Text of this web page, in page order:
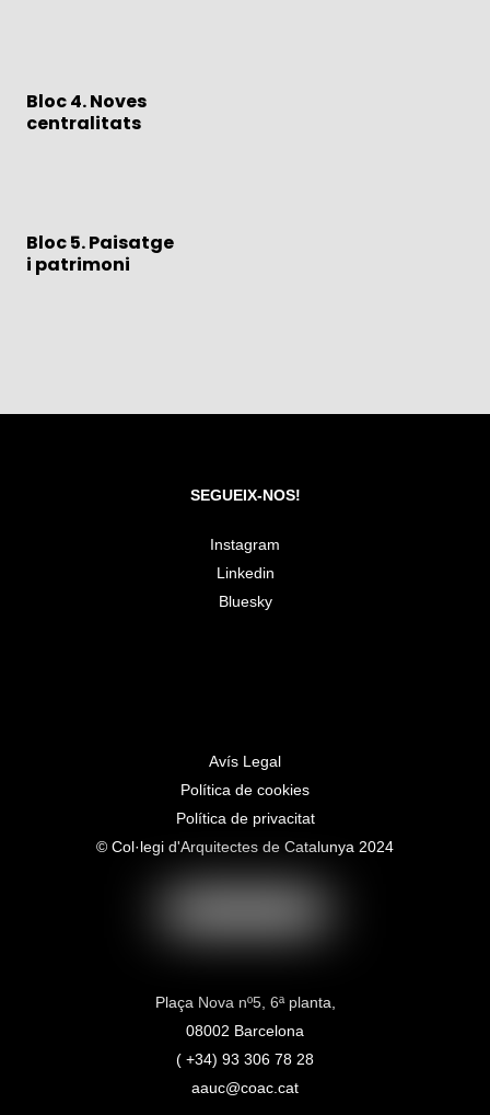
Bloc 4. Noves
centralitats
Bloc 5. Paisatge
i patrimoni
SEGUEIX-NOS!
Instagram
Linkedin
Bluesky
Avís Legal
Política de cookies
Política de privacitat
© Col·legi d'Arquitectes de Catalunya 2024
Plaça Nova nº5, 6ª planta,
08002 Barcelona
( +34) 93 306 78 28
aauc@coac.cat